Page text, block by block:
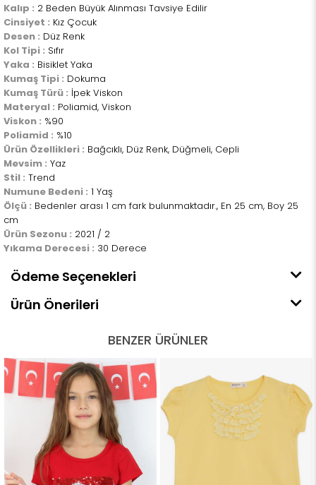
Kalıp : 2 Beden Büyük Alınması Tavsiye Edilir
Cinsiyet : Kız Çocuk
Desen : Düz Renk
Kol Tipi : Sıfır
Yaka : Bisiklet Yaka
Kumaş Tipi : Dokuma
Kumaş Türü : İpek Viskon
Materyal : Poliamid, Viskon
Viskon : %90
Poliamid : %10
Ürün Özellikleri : Bağcıklı, Düz Renk, Düğmeli, Cepli
Mevsim : Yaz
Stil : Trend
Numune Bedeni : 1 Yaş
Ölçü : Bedenler arası 1 cm fark bulunmaktadır., En 25 cm, Boy 25
cm
Ürün Sezonu : 2021 / 2
Yıkama Derecesi : 30 Derece
Ödeme Seçenekleri
Ürün Önerileri
BENZER ÜRÜNLER